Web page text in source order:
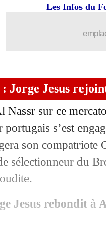
Les Infos du
Jorge Jesus
Nassr sur ce
s’est
son compatriote
sélectionneur du
Jesus rebondit à
un gouffre avec
refusés pour
approche
contrat pour
une réponse à
Gonzalez a
à relancer Lemar